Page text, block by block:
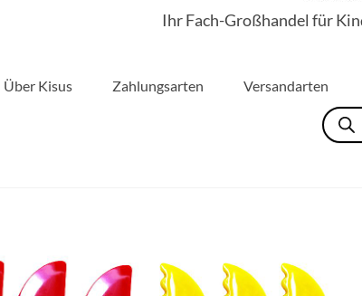
Ihr Fach-Großhandel für
Über Kisus Zahlungsarten Versandarten
search